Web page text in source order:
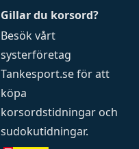
Gillar du korsord?
Besök vårt
systerföretag
Tankesport.seför att
köpa
korsordstidningar och
sudokutidningar.